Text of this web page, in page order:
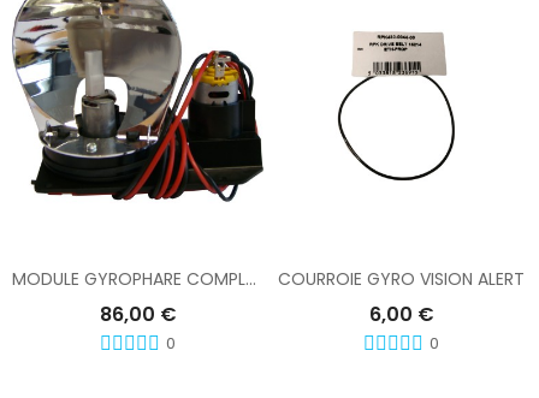
MODULE GYROPHARE COMPLET RAMPE VISION ALERT
86,00 €
0
COURROIE GYRO VISION ALERT
6,00 €
0